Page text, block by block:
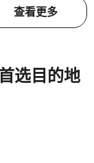
查看更多
选目的地